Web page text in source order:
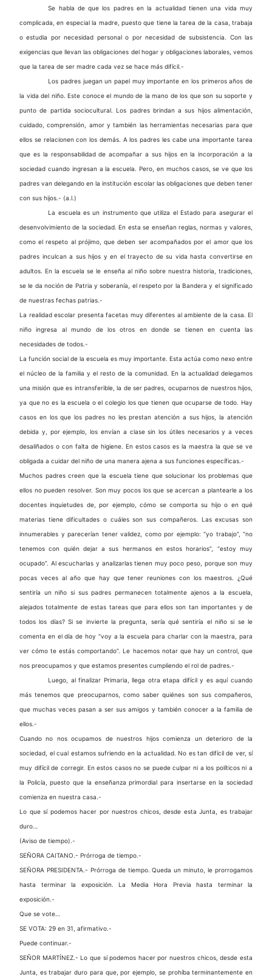
Se habla de que los padres en la actualidad tienen una vida muy
complicada, en especial la madre, puesto que tiene la tarea de la casa, trabaja
o estudia por necesidad personal o por necesidad de subsistencia. Con las
exigencias que llevan las obligaciones del hogar y obligaciones laborales, vemos
que la tarea de ser madre cada vez se hace más difícil.-
Los padres juegan un papel muy importante en los primeros años de
la vida del niño. Este conoce el mundo de la mano de los que son su soporte y
punto de partida sociocultural. Los padres brindan a sus hijos alimentación,
cuidado, comprensión, amor y también las herramientas necesarias para que
ellos se relacionen con los demás. A los padres les cabe una importante tarea
que es la responsabilidad de acompañar a sus hijos en la incorporación a la
sociedad cuando ingresan a la escuela. Pero, en muchos casos, se ve que los
padres van delegando en la institución escolar las obligaciones que deben tener
con sus hijos.- (a.l.)
La escuela es un instrumento que utiliza el Estado para asegurar el
desenvolvimiento de la sociedad. En esta se enseñan reglas, normas y valores,
como el respeto al prójimo, que deben ser acompañados por el amor que los
padres inculcan a sus hijos y en el trayecto de su vida hasta convertirse en
adultos. En la escuela se le enseña al niño sobre nuestra historia, tradiciones,
se le da noción de Patria y soberanía, el respeto por la Bandera y el significado
de nuestras fechas patrias.-
La realidad escolar presenta facetas muy diferentes al ambiente de la casa. El
niño ingresa al mundo de los otros en donde se tienen en cuenta las
necesidades de todos.-
La función social de la escuela es muy importante. Esta actúa como nexo entre
el núcleo de la familia y el resto de la comunidad. En la actualidad delegamos
una misión que es intransferible, la de ser padres, ocuparnos de nuestros hijos,
ya que no es la escuela o el colegio los que tienen que ocuparse de todo. Hay
casos en los que los padres no les prestan atención a sus hijos, la atención
debida y, por ejemplo, los envían a clase sin los útiles necesarios y a veces
desaliñados o con falta de higiene. En estos casos es la maestra la que se ve
obligada a cuidar del niño de una manera ajena a sus funciones específicas.-
Muchos padres creen que la escuela tiene que solucionar los problemas que
ellos no pueden resolver. Son muy pocos los que se acercan a plantearle a los
docentes inquietudes de, por ejemplo, cómo se comporta su hijo o en qué
materias tiene dificultades o cuáles son sus compañeros. Las excusas son
innumerables y parecerían tener validez, como por ejemplo: “yo trabajo”, “no
tenemos con quién dejar a sus hermanos en estos horarios”, “estoy muy
ocupado”. Al escucharlas y analizarlas tienen muy poco peso, porque son muy
pocas veces al año que hay que tener reuniones con los maestros. ¿Qué
sentiría un niño si sus padres permanecen totalmente ajenos a la escuela,
alejados totalmente de estas tareas que para ellos son tan importantes y de
todos los días? Si se invierte la pregunta, sería qué sentiría el niño si se le
comenta en el día de hoy “voy a la escuela para charlar con la maestra, para
ver cómo te estás comportando”. Le hacemos notar que hay un control, que
nos preocupamos y que estamos presentes cumpliendo el rol de padres.-
Luego, al finalizar Primaria, llega otra etapa difícil y es aquí cuando
más tenemos que preocuparnos, como saber quiénes son sus compañeros,
que muchas veces pasan a ser sus amigos y también conocer a la familia de
ellos.-
Cuando no nos ocupamos de nuestros hijos comienza un deterioro de la
sociedad, el cual estamos sufriendo en la actualidad. No es tan difícil de ver, sí
muy difícil de corregir. En estos casos no se puede culpar ni a los políticos ni a
la Policía, puesto que la enseñanza primordial para insertarse en la sociedad
comienza en nuestra casa.-
Lo que sí podemos hacer por nuestros chicos, desde esta Junta, es trabajar
duro…
(Aviso de tiempo).-
SEÑORA CAITANO.- Prórroga de tiempo.-
SEÑORA PRESIDENTA.- Prórroga de tiempo. Queda un minuto, le prorrogamos
hasta terminar la exposición. La Media Hora Previa hasta terminar la
exposición.-
Que se vote…
SE VOTA: 29 en 31, afirmativo.-
Puede continuar.-
SEÑOR MARTÍNEZ.- Lo que sí podemos hacer por nuestros chicos, desde esta
Junta, es trabajar duro para que, por ejemplo, se prohíba terminantemente en